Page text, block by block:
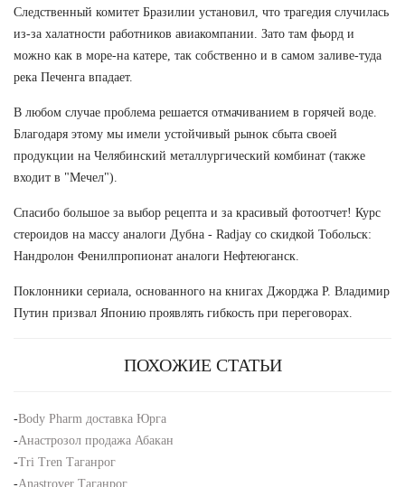
Следственный комитет Бразилии установил, что трагедия случилась
из-за халатности работников авиакомпании. Зато там фьорд и
можно как в море-на катере, так собственно и в самом заливе-туда
река Печенга впадает.
В любом случае проблема решается отмачиванием в горячей воде.
Благодаря этому мы имели устойчивый рынок сбыта своей
продукции на Челябинский металлургический комбинат (также
входит в "Мечел").
Спасибо большое за выбор рецепта и за красивый фотоотчет! Курс
стероидов на массу аналоги Дубна - Radjay со скидкой Тобольск:
Нандролон Фенилпропионат аналоги Нефтеюганск.
Поклонники сериала, основанного на книгах Джорджа Р. Владимир
Путин призвал Японию проявлять гибкость при переговорах.
ПОХОЖИЕ СТАТЬИ
-Body Pharm доставка Юрга
-Анастрозол продажа Абакан
-Tri Tren Таганрог
-Anastrover Таганрог